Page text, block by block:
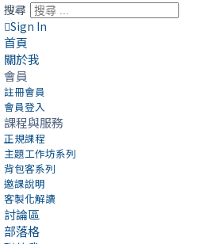
搜尋
Sign In
首頁
關於我
會員
註冊會員
會員登入
課程與服務
正規課程
主題工作坊系列
背包客系列
邀課說明
客製化解讀
討論區
部落格